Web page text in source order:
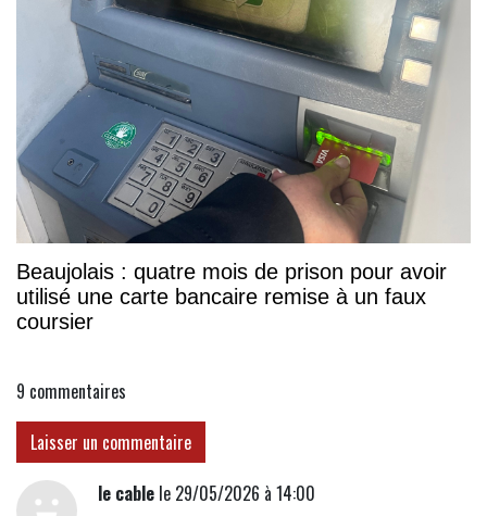
Beaujolais : quatre mois de prison pour avoir
utilisé une carte bancaire remise à un faux
coursier
9 commentaires
Laisser un commentaire
le cablele 29/05/2026 à 14:00